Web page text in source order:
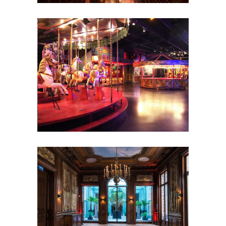
assemblée Shooting photo Showrooms
et galeries Soirée de Rallye
Soirée
étudiante Tournage